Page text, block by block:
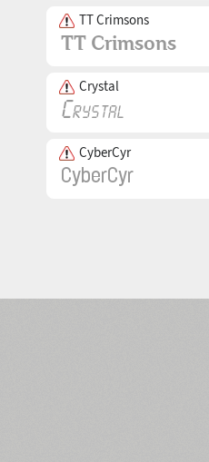
TT Crimsons
Crystal
CyberCyr